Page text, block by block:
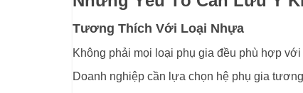
Tương Thích Với Loại Nhựa
Không phải mọi loại phụ gia đều phù hợp với
Doanh nghiệp cần lựa chọn hệ phụ gia